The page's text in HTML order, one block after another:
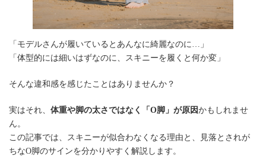
「モデルさんが履いているとあんなに綺麗なのに…」
「体型的には細いはずなのに、スキニーを履くと何か変」
そんな違和感を感じたことはありませんか？
実はそれ、 体重や脚の太さではなく「O脚」が原因かもしれませ
ん。
この記事では、スキニーが似合わなくなる理由と、見落とされが
ちなO脚のサインを分かりやすく解説します。